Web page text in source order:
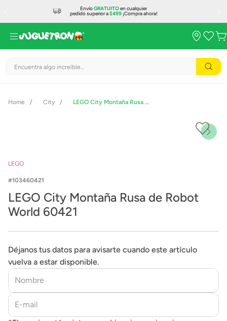
EnvíoGRATUITOen cualquier
pedido superior a$499¡Compra ahora!
Encuentra algo increíble...
City LEGO City Montaña Rusa de Robot World 60421
LEGO
103460421
LEGO City Montaña Rusa de Robot
World 60421
Déjanos tus datos para avisarte cuando este artículo
vuelva a estar disponible.